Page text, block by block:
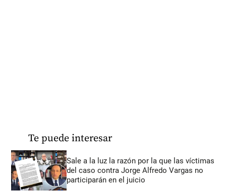
Te puede interesar
Sale a la luz la razón por la que las víctimas
del caso contra Jorge Alfredo Vargas no
participarán en el juicio